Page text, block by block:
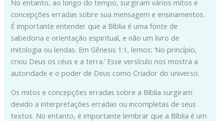
No entanto, ao longo do tempo, surgiram vários mitos e
concepções erradas sobre sua mensagem e ensinamentos.
É importante entender que a Bíblia é uma fonte de
sabedoria e orientação espiritual, e não um livro de
mitologia ou lendas. Em Gênesis 1:1, lemos: ‘No princípio,
criou Deus os céus e a terra.’ Esse versículo nos mostra a
autoridade e o poder de Deus como Criador do universo.
Os mitos e concepções erradas sobre a Bíblia surgiram
devido a interpretações erradas ou incompletas de seus
textos. No entanto, é importante lembrar que a Bíblia é um